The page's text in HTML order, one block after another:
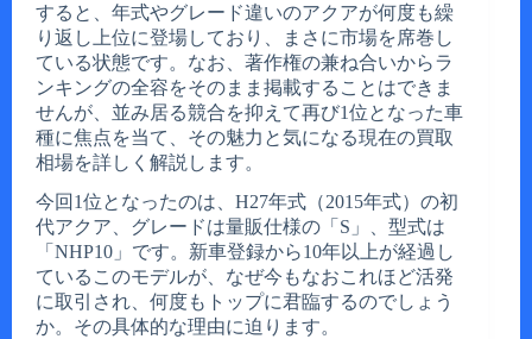
すると、年式やグレード違いのアクアが何度も繰
り返し上位に登場しており、まさに市場を席巻し
ている状態です。なお、著作権の兼ね合いからラ
ンキングの全容をそのまま掲載することはできま
せんが、並み居る競合を抑えて再び1位となった車
種に焦点を当て、その魅力と気になる現在の買取
相場を詳しく解説します。
今回1位となったのは、H27年式（2015年式）の初
代アクア、グレードは量販仕様の「S」、型式は
「NHP10」です。新車登録から10年以上が経過し
ているこのモデルが、なぜ今もなおこれほど活発
に取引され、何度もトップに君臨するのでしょう
か。その具体的な理由に迫ります。